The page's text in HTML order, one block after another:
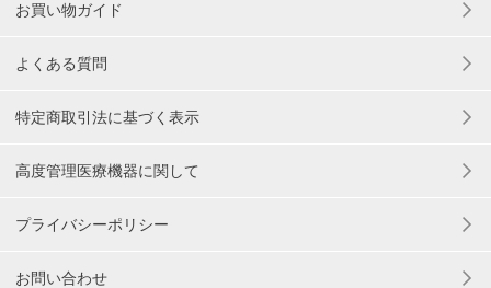
お買い物ガイド
よくある質問
特定商取引法に基づく表示
高度管理医療機器に関して
プライバシーポリシー
お問い合わせ